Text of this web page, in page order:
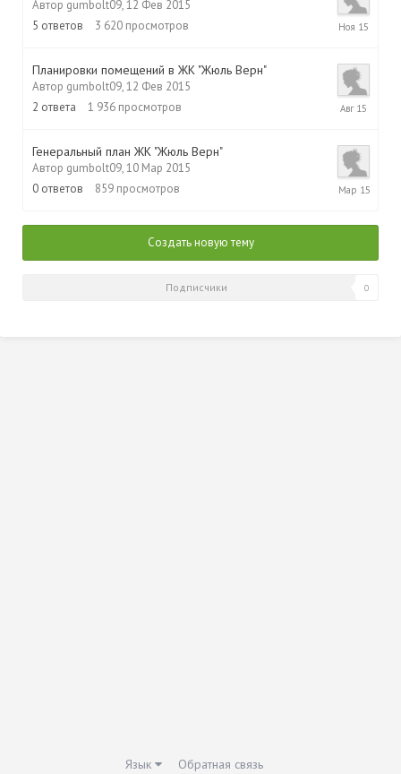
Автор gumbolt09,12 Фев 2015
5 ответов 3 620 просмотров
8
Планировки помещений в ЖК "Жюль Верн"
Автор gumbolt09,12 Фев 2015
2 ответа 1 936 просмотров
10
Генеральный план ЖК "Жюль Верн"
Автор gumbolt09,10 Мар 2015
0 ответов 859 просмотров
10
Мар
Создать новую тему
Подписчики 0
Язык Обратная связь